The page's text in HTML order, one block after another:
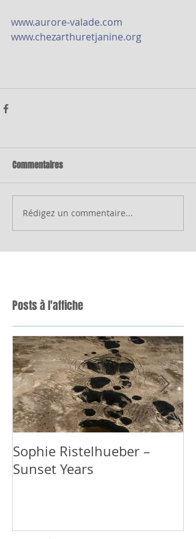
www.aurore-valade.com
www.chezarthuretjanine.org
Commentaires
Rédigez un commentaire...
Posts à l'affiche
Sophie Ristelhueber –
Sunset Years